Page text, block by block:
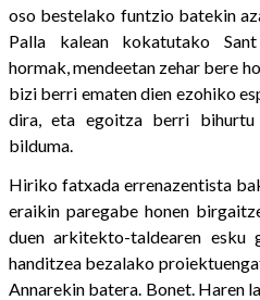
oso bestelako funtzio batekin
Palla kalean kokatutako
hormak, mendeetan zehar bere
bizi berri ematen dien ezohiko
dira, eta egoitza berri bihurtu
bilduma.
Hiriko fatxada errenazentista
eraikin paregabe honen
duen arkitekto-taldearen esku
handitzea bezalako
Annarekin batera. Bonet. Haren